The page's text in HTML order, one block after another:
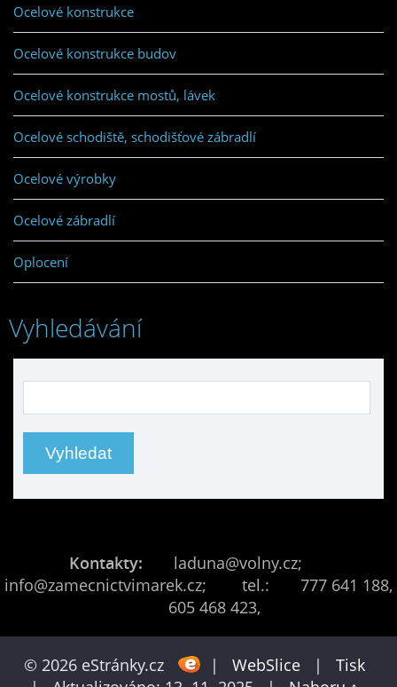
Ocelové konstrukce
Ocelové konstrukce budov
Ocelové konstrukce mostů, lávek
Ocelové schodiště, schodišťové zábradlí
Ocelové výrobky
Ocelové zábradlí
Oplocení
Vyhledávání
Kontakty:
laduna@volny.cz;
info@zamecnictvimarek.cz; tel.: 777 641 188,
605 468 423,
© 2026 eStránky.cz | WebSlice |
Tisk